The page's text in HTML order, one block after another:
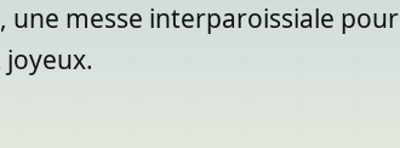
, une messe interparoissiale pour